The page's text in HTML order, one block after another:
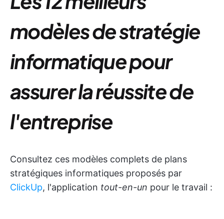
modèles de stratégie
informatique pour
assurer la réussite de
l'entreprise
Consultez ces modèles complets de plans
stratégiques informatiques proposés par
ClickUp, l'application tout-en-un pour le travail :